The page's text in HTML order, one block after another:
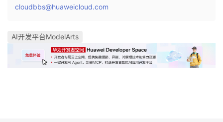
cloudbbs@huaweicloud.com
AI开发平台ModelArts